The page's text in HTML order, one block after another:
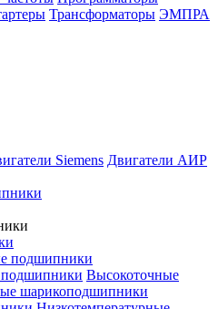
Трансформаторы ЭМПРА
Siemens Двигатели АИР
подшипники
подшипники Высокоточные
шарикоподшипники